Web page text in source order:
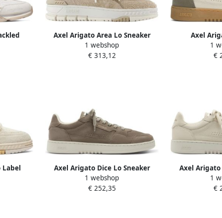
Axel Arigato Area Lo Sneaker
1 webshop
€ 313,12
Axel
1
€
Label
Axel Arigato Dice Lo Sneaker
1 webshop
€ 252,35
Axel Arigato
1
€